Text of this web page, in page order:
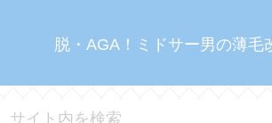
脱・AGA！ミドサー男の薄毛